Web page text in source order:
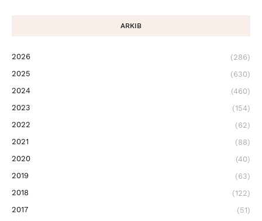
ARKIB
2026
(286)
2025
(630)
2024
(460)
2023
(154)
2022
(62)
2021
(88)
2020
(40)
2019
(63)
2018
(122)
2017
(51)